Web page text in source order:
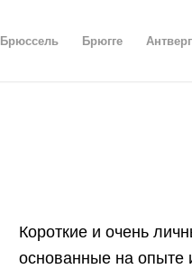
Брюссель Брюгге
Короткие и очень
основанные на опыте